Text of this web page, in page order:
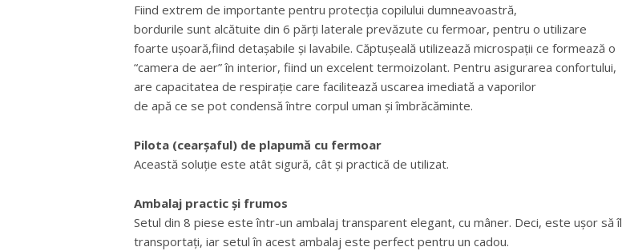
Fiind extrem de importante pentru protecția copilului dumneavoastră,
bordurile sunt alcătuite din 6 părți laterale prevăzute cu fermoar, pentru o utilizare
foarte ușoară,fiind detașabile și lavabile. Căptușeală utilizează microspații ce formează o
“camera de aer” în interior, fiind un excelent termoizolant. Pentru asigurarea confortului,
are capacitatea de respirație care facilitează uscarea imediată a vaporilor
de apă ce se pot condensă între corpul uman și îmbrăcăminte.
Pilota (cearșaful) de plapumă cu fermoar
Această soluție este atât sigură, cât și practică de utilizat.
Ambalaj practic și frumos
Setul din 8 piese este într-un ambalaj transparent elegant, cu mâner. Deci, este ușor să îl
transportați, iar setul în acest ambalaj este perfect pentru un cadou.